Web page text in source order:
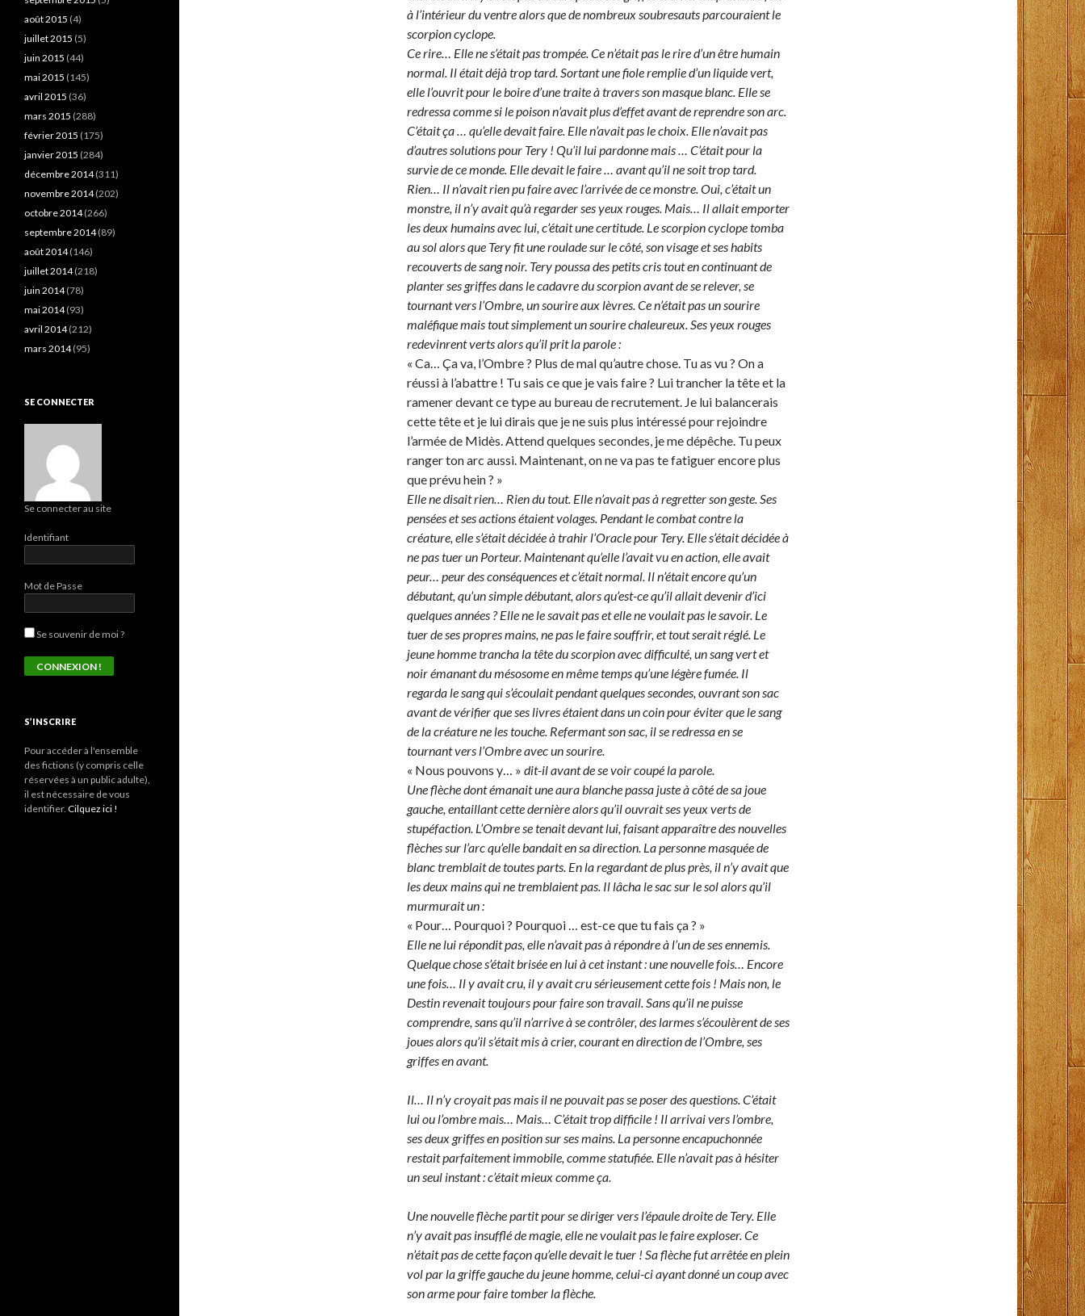
à l’intérieur du ventre alors que de nombreux soubresauts parcouraient le
scorpion cyclope.
Ce rire… Elle ne s’était pas trompée. Ce n’était pas le rire d’un être humain
normal. Il était déjà trop tard. Sortant une fiole remplie d’un liquide vert,
elle l’ouvrit pour le boire d’une traite à travers son masque blanc. Elle se
redressa comme si le poison n’avait plus d’effet avant de reprendre son arc.
C’était ça … qu’elle devait faire. Elle n’avait pas le choix. Elle n’avait pas
d’autres solutions pour Tery ! Qu’il lui pardonne mais … C’était pour la
survie de ce monde. Elle devait le faire … avant qu’il ne soit trop tard.
Rien… Il n’avait rien pu faire avec l’arrivée de ce monstre. Oui, c’était un
monstre, il n’y avait qu’à regarder ses yeux rouges. Mais… Il allait emporter
les deux humains avec lui, c’était une certitude. Le scorpion cyclope tomba
au sol alors que Tery fit une roulade sur le côté, son visage et ses habits
recouverts de sang noir. Tery poussa des petits cris tout en continuant de
planter ses griffes dans le cadavre du scorpion avant de se relever, se
tournant vers l’Ombre, un sourire aux lèvres. Ce n’était pas un sourire
maléfique mais tout simplement un sourire chaleureux. Ses yeux rouges
redevinrent verts alors qu’il prit la parole :
« Ca… Ça va, l’Ombre ? Plus de mal qu’autre chose. Tu as vu ? On a
réussi à l’abattre ! Tu sais ce que je vais faire ? Lui trancher la tête et la
ramener devant ce type au bureau de recrutement. Je lui balancerais
cette tête et je lui dirais que je ne suis plus intéressé pour rejoindre
l’armée de Midès. Attend quelques secondes, je me dépêche. Tu peux
ranger ton arc aussi. Maintenant, on ne va pas te fatiguer encore plus
que prévu hein ? »
Elle ne disait rien… Rien du tout. Elle n’avait pas à regretter son geste. Ses
pensées et ses actions étaient volages. Pendant le combat contre la
créature, elle s’était décidée à trahir l’Oracle pour Tery. Elle s’était décidée à
ne pas tuer un Porteur. Maintenant qu’elle l’avait vu en action, elle avait
peur… peur des conséquences et c’était normal. Il n’était encore qu’un
débutant, qu’un simple débutant, alors qu’est-ce qu’il allait devenir d’ici
quelques années ? Elle ne le savait pas et elle ne voulait pas le savoir. Le
tuer de ses propres mains, ne pas le faire souffrir, et tout serait réglé. Le
jeune homme trancha la tête du scorpion avec difficulté, un sang vert et
noir émanant du mésosome en même temps qu’une légère fumée. Il
regarda le sang qui s’écoulait pendant quelques secondes, ouvrant son sac
avant de vérifier que ses livres étaient dans un coin pour éviter que le sang
de la créature ne les touche. Refermant son sac, il se redressa en se
tournant vers l’Ombre avec un sourire.
« Nous pouvons y… » dit-il avant de se voir coupé la parole.
Une flèche dont émanait une aura blanche passa juste à côté de sa joue
gauche, entaillant cette dernière alors qu’il ouvrait ses yeux verts de
stupéfaction. L’Ombre se tenait devant lui, faisant apparaître des nouvelles
flèches sur l’arc qu’elle bandait en sa direction. La personne masquée de
blanc tremblait de toutes parts. En la regardant de plus près, il n’y avait que
les deux mains qui ne tremblaient pas. Il lâcha le sac sur le sol alors qu’il
murmurait un :
« Pour… Pourquoi ? Pourquoi … est-ce que tu fais ça ? »
Elle ne lui répondit pas, elle n’avait pas à répondre à l’un de ses ennemis.
Quelque chose s’était brisée en lui à cet instant : une nouvelle fois… Encore
une fois… Il y avait cru, il y avait cru sérieusement cette fois ! Mais non, le
Destin revenait toujours pour faire son travail. Sans qu’il ne puisse
comprendre, sans qu’il n’arrive à se contrôler, des larmes s’écoulèrent de ses
joues alors qu’il s’était mis à crier, courant en direction de l’Ombre, ses
griffes en avant.
Il… Il n’y croyait pas mais il ne pouvait pas se poser des questions. C’était
lui ou l’ombre mais… Mais… C’était trop difficile ! Il arrivai vers l’ombre,
ses deux griffes en position sur ses mains. La personne encapuchonnée
restait parfaitement immobile, comme statufiée. Elle n’avait pas à hésiter
un seul instant : c’était mieux comme ça.
Une nouvelle flèche partit pour se diriger vers l’épaule droite de Tery. Elle
n’y avait pas insufflé de magie, elle ne voulait pas le faire exploser. Ce
n’était pas de cette façon qu’elle devait le tuer ! Sa flèche fut arrêtée en plein
vol par la griffe gauche du jeune homme, celui-ci ayant donné un coup avec
son arme pour faire tomber la flèche.
août 2015 (4)
juillet 2015 (5)
juin 2015 (44)
mai 2015 (145)
avril 2015 (36)
mars 2015 (288)
février 2015 (175)
janvier 2015 (284)
décembre 2014(311)
novembre 2014(202)
octobre 2014(266)
septembre 2014(89)
août 2014(146)
juillet 2014(218)
juin 2014(78)
mai 2014(93)
avril 2014(212)
mars 2014(95)
SE CONNECTER
Se connecter au site
Identifiant
Mot de Passe
Se souvenir de moi ?
S’INSCRIRE
Pour accéder à l'ensemble
des fictions (y compris celle
réservées à un public adulte),
il est nécessaire de vous
identifier. Cilquez ici !